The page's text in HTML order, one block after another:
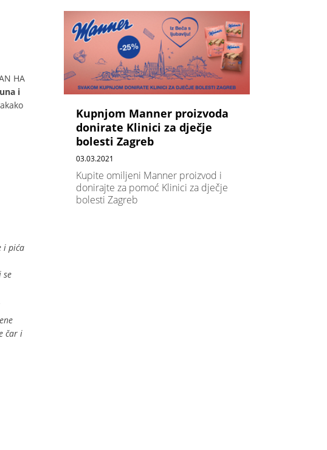
HA
i
i pića
se
čar i
Kupnjom Manner proizvoda
donirate Klinici za dječje
bolesti Zagreb
03.03.2021
Kupite omiljeni Manner proizvod i
donirajte za pomoć Klinici za dječje
bolesti Zagreb